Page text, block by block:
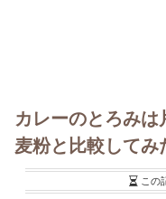
カレーのとろみ
麦粉と比較してみ
この